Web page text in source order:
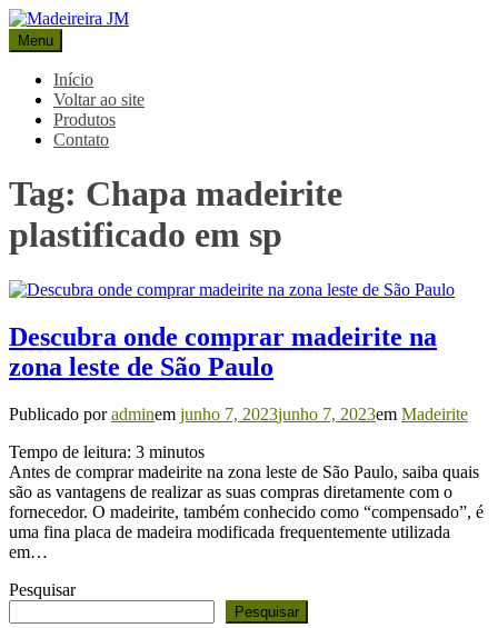
Pular
para
o
conteúdo
Madeireira JM
Blog Madeireira JM
Menu
Início
Voltar ao site
Produtos
Contato
Tag: Chapa madeirite
plastificado em sp
Descubra onde comprar madeirite na
zona leste de São Paulo
Publicado poradminem junho 7, 2023junho 7, 2023em Madeirite
Tempo de leitura: 3 minutos
Antes de comprar madeirite na zona leste de São Paulo, saiba quais
são as vantagens de realizar as suas compras diretamente com o
fornecedor. O madeirite, também conhecido como “compensado”, é
uma fina placa de madeira modificada frequentemente utilizada
em…
Pesquisar
Pesquisar